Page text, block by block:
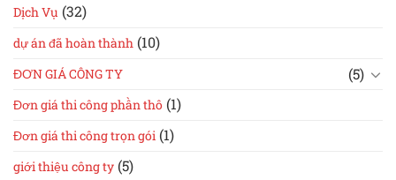
Dịch Vụ (32)
dự án đã hoàn thành (10)
ĐƠN GIÁ CÔNG TY (5)
Đơn giá thi công phần thô (1)
Đơn giá thi công trọn gói (1)
giới thiệu công ty (5)